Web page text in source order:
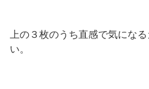
上の３枚のうち直感で気にな
い。